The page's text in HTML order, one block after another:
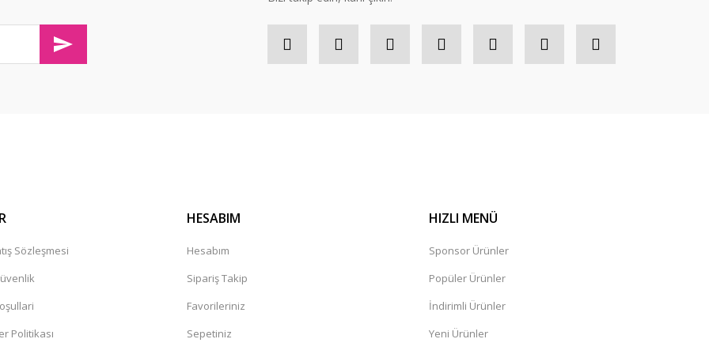
iletişim kurabileceğininiz
Sözleşmesi
Politikası
HESABIM
Hesabım
Sipariş Takip
Favorileriniz
Sepetiniz
HIZLI MENÜ
Sponsor Ürünler
Popüler Ürünler
İndirimli Ürünler
Yeni Ürünler